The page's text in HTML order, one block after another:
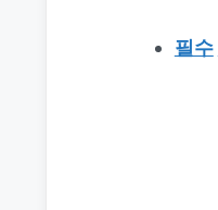
필수